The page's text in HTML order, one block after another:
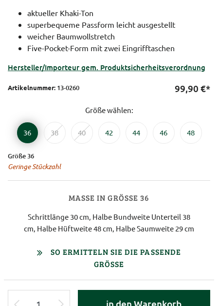
aktueller Khaki-Ton
superbequeme Passform leicht ausgestellt
weicher Baumwollstretch
Five-Pocket-Form mit zwei Eingrifftaschen
Hersteller/Importeur gem. Produktsicherheitsverordnung
Artikelnummer: 13-0260 99,90 €*
Größe wählen:
36 38 40 42 44 46 48
Größe 36
Geringe Stückzahl
MASSE IN GRÖSSE 36
Schrittlänge 30 cm, Halbe Bundweite Unterteil 38
cm, Halbe Hüftweite 48 cm, Halbe Saumweite 29 cm
SO ERMITTELN SIE DIE PASSENDE
GRÖSSE
in den Warenkorb